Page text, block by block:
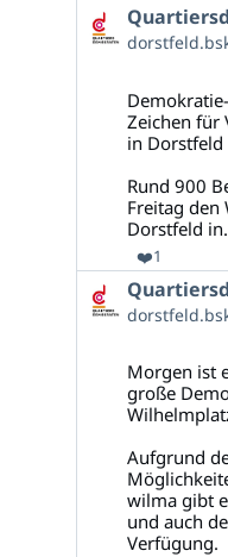
Beitrag
von
Bluesky
ansehenZeichen für
in Dorstfeld
Rund 900
Freitag
Dorstfeld
❤️1
Beitrag
von
Bluesky
ansehen
Morgen ist
große
Aufgrund
wilma gibt
und auch
Verfügung.